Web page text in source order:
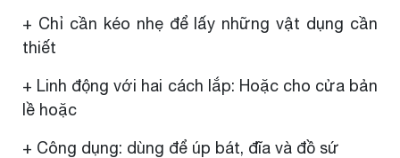
+ Chỉ cần kéo nhẹ để lấy những vật dụng cần
thiết
+ Linh động với hai cách lắp: Hoặc cho cửa bản
lề hoặc
+ Công dụng: dùng để úp bát, đĩa và đồ sứ